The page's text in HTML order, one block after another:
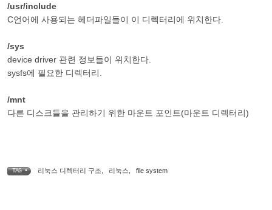
/usr/include
C언어에 사용되는 헤더파일들이 이 디렉터리에 위치한다.
/sys
device driver 관련 정보들이 위치한다.
sysfs에 필요한 디렉터리.
/mnt
다른 디스크들을 관리하기 위한 마운트 포인트(마운트 디렉터리)
TAG • 리눅스 디렉터리 구조 리눅스 file system